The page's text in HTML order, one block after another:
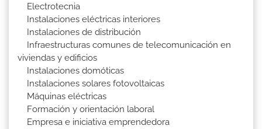
Electrotecnia
Instalaciones eléctricas interiores
Instalaciones de distribución
Infraestructuras comunes de telecomunicación en
viviendas y edificios
Instalaciones domóticas
Instalaciones solares fotovoltaicas
Máquinas eléctricas
Formación y orientación laboral
Empresa e iniciativa emprendedora